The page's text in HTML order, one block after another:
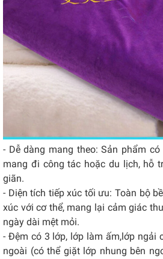
- Dễ dàng mang theo: Sản phẩm
mang đi công tác hoặc du lịch, hỗ
giãn.
- Diện tích tiếp xúc tối ưu: Toàn bộ
xúc với cơ thể, mang lại cảm giác
ngày dài mệt mỏi.
- Đệm có 3 lớp, lớp làm ấm,lớp ngải
ngoài (có thể giặt lớp nhung bên